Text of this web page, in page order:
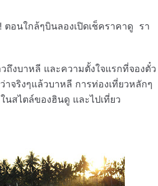
อนใกล้ๆบินลองเปิดเช็คราคาดู รา
ถึงบาหลี และความตั้งใจแรกที่จองตั๋ว
จริงๆแล้วบาหลี การท่องเที่ยวหลักๆ
สไตล์ของฮินดู และไปเที่ยว